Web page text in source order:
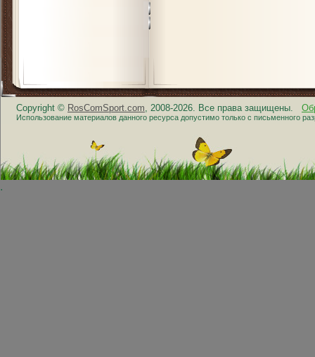
Copyright © RosComSport.com, 2008-2026. Все права защищены.
Использование материалов данного ресурса допустимо только с письменного
.